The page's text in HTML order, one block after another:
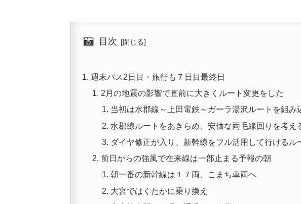
目次
週末パス2日目・旅行も７日目最終日
2月の地震の影響で直前に大きくルート変更をした
当初は水郡線～上田電鉄～ガーラ湯沢ルートを組み
水郡線ルートをあきらめ、安価な両毛線回りを考え
ダイヤ修正が入り、新幹線をフル活用して行けるル
前日からの強風で在来線は一部止まる予報の朝
朝一番の新幹線は１７両、こまち車両へ
大宮ではくたかに乗り換え